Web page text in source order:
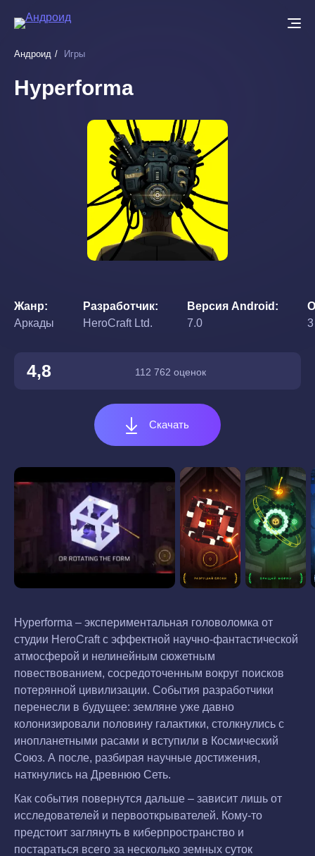
основному
Андроид Игры
Hyperforma
Жанр
Аркады
Разработчик
HeroCraft Ltd.
Версия Android
7.0
4,8 112 762 оценок
Скачать
Hyperforma – экспериментальная головоломка от
студии HeroCraft с эффектной научно-фантастической
атмосферой и нелинейным сюжетным
повествованием, сосредоточенным вокруг поисков
потерянной цивилизации. События разработчики
перенесли в будущее: земляне уже давно
колонизировали половину галактики, столкнулись с
инопланетными расами и вступили в Космический
Союз. А после, разбирая научные достижения,
наткнулись на Древнюю Сеть.
Как события повернутся дальше – зависит лишь от
исследователей и первооткрывателей. Кому-то
предстоит заглянуть в киберпространство и
постараться всего за несколько земных суток